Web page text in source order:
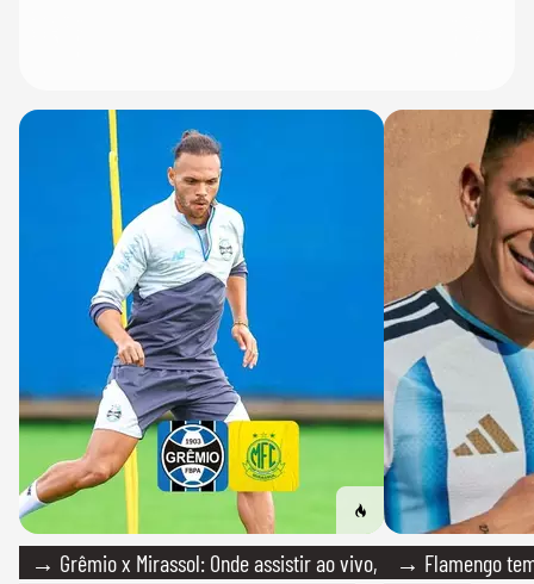
→ Grêmio x Mirassol: Onde assistir ao vivo,
→ Flamengo